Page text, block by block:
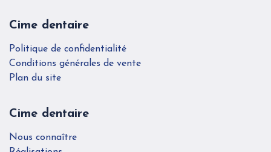
Cime dentaire
Politique de confidentialité
Conditions générales de vente
Plan du site
Cime dentaire
Nous connaître